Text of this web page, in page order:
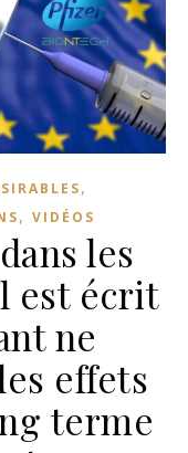
,
, VIDÉOS
les
est écrit
ne
effets
terme